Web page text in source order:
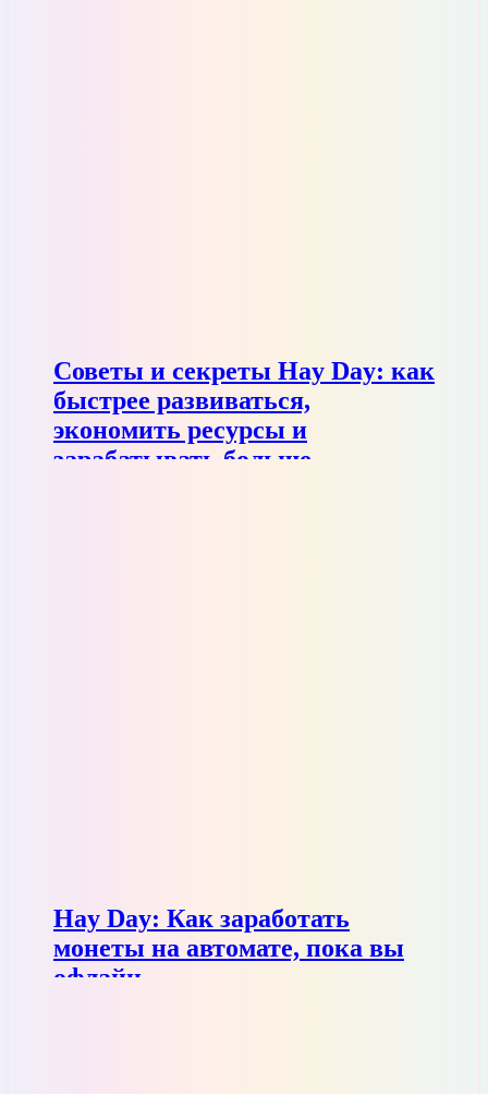
Советы и секреты Hay Day: как
быстрее развиваться,
экономить ресурсы и
зарабатывать больше
Hay Day: Как заработать
монеты на автомате, пока вы
офлайн